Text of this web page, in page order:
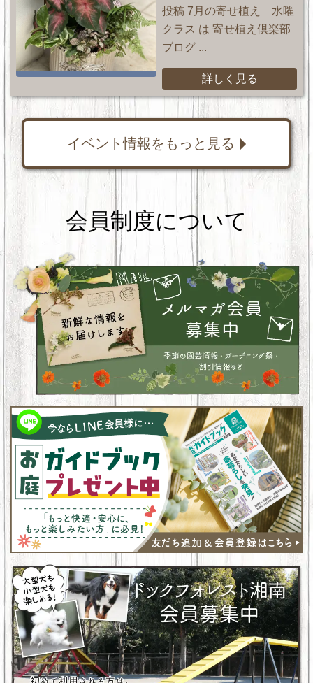
投稿 7月の寄せ植え 水曜
クラス は 寄せ植え倶楽部
ブログ ...
詳しく見る
イベント情報をもっと見る
会員制度について